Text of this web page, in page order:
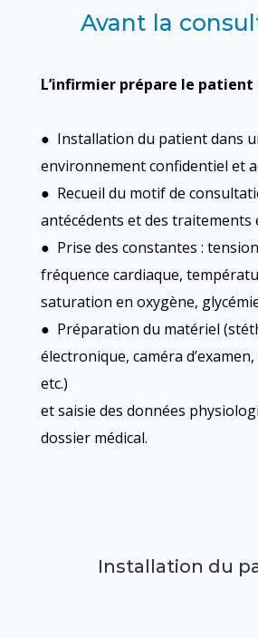
Avant la
L’infirmier prépare le patient
● Installation du patient dans
environnement confidentiel et
● Recueil du motif de
antécédents et des traitements
● Prise des constantes :
fréquence cardiaque,
saturation en oxygène,
● Préparation du matériel
électronique, caméra
etc.)
et saisie des données
dossier médical.
Installation du